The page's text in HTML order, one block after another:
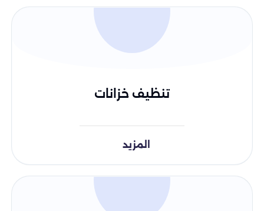
تنظيف خزانات
المزيد